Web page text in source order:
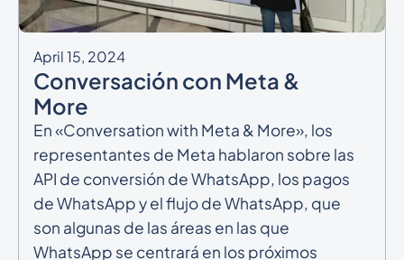
April 15, 2024
Conversación con Meta &
More
En «Conversation with Meta & More», los
representantes de Meta hablaron sobre las
API de conversión de WhatsApp, los pagos
de WhatsApp y el flujo de WhatsApp, que
son algunas de las áreas en las que
WhatsApp se centrará en los próximos